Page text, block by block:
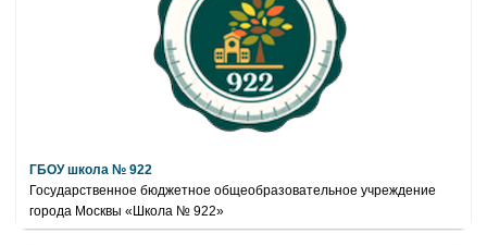
ГБОУ школа № 922
Государственное бюджетное общеобразовательное учреждение
города Москвы «Школа № 922»